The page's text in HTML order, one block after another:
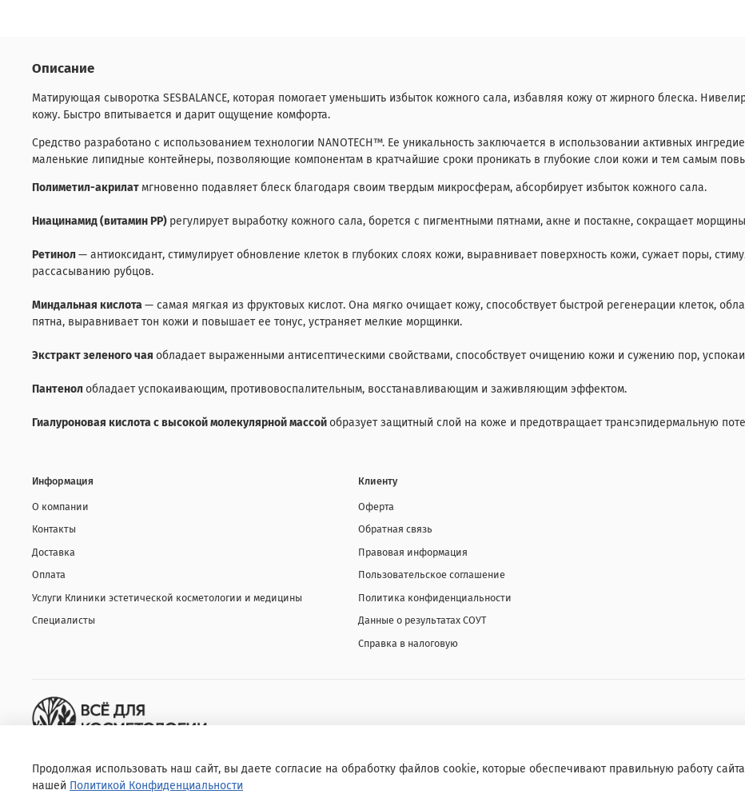
Описание
Матирующая сыворотка SESBALANCE, которая помогает уменьшить избыток кожного сала, избавляя кожу от жирного блеска.
кожу. Быстро впитывается и дарит ощущение комфорта.
Средство разработано с использованием технологии NANOTECH™. Ее уникальность заключается в использовании активных
маленькие липидные контейнеры, позволяющие компонентам в кратчайшие сроки проникать в глубокие слои кожи и тем самым
Полиметил-акрилатмгновенно подавляет блеск благодаря своим твердым микросферам, абсорбирует избыток кожного сала.
Ниацинамид (витамин PP) регулирует выработку кожного сала, борется с пигментными пятнами, акне и постакне, сокращает
Ретинол — антиоксидант, стимулирует обновление клеток в глубоких слоях кожи, выравнивает поверхность кожи, сужает поры,
рассасыванию рубцов.
Миндальная кислота— самая мягкая из фруктовых кислот. Она мягко очищает кожу, способствует быстрой регенерации клеток,
пятна, выравнивает тон кожи и повышает ее тонус, устраняет мелкие морщинки.
Экстракт зеленого чая обладает выраженными антисептическими свойствами, способствует очищению кожи и сужению пор,
Пантенол обладает успокаивающим, противовоспалительным, восстанавливающим и заживляющим эффектом.
Гиалуроновая кислота с высокой молекулярной массойобразует защитный слой на коже и предотвращает трансэпидермальную
Информация
О компании
Контакты
Доставка
Оплата
Услуги Клиники эстетической косметологии и медицины
Специалисты
Клиенту
Оферта
Обратная связь
Правовая информация
Пользовательское соглашение
Политика конфиденциальности
Данные о результатах СОУТ
Справка в налоговую
© 2020 Любое использование контента без письменного разрешения запрещено
Продолжая использовать наш сайт, вы даете согласие на обработку файлов cookie, которые обеспечивают правильную работу
нашей Политикой Конфиденциальности